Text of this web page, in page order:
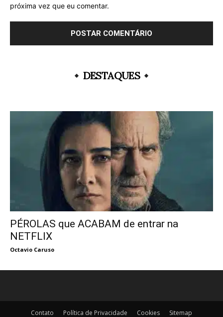
próxima vez que eu comentar.
DESTAQUES
PÉROLAS que ACABAM de entrar na
NETFLIX
Octavio Caruso
Contato Política de Privacidade Cookies Sitemap